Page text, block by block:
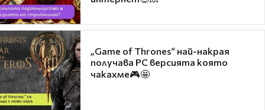
„Game of Thrones“ най-накрая
получава PC версията която
чакахме🎮🤩